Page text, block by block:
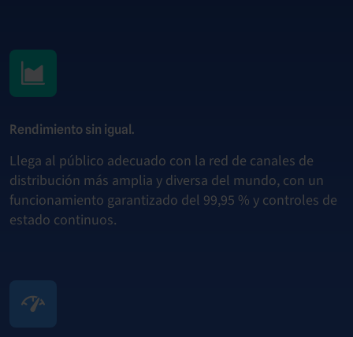
Rendimiento sin igual.
Llega al público adecuado con la red de canales de
distribución más amplia y diversa del mundo, con un
funcionamiento garantizado del 99,95 % y controles de
estado continuos.